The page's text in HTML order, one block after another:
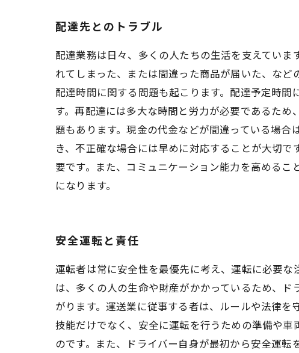
配達先とのトラブル
配達業務は日々、多くの人たちの生活を支えてい
れてしまった、または間違った商品が届いた、など
配達時間に関する問題も起こります。配達予定時
す。再配達には多大な時間と労力が必要であるた
題もあります。現金の代金などが間違っている場
き、不正確な場合には早めに対応することが大切
要です。また、コミュニケーション能力を高める
になります。
安全運転と責任
運転者は常に安全性を最優先に考え、運転に必要
は、多くの人の生命や財産がかかっているため、
がります。運送業に従事する者は、ルールや法律
技能だけでなく、安全に運転を行うための準備や
のです。また、ドライバー自身が最初から安全運